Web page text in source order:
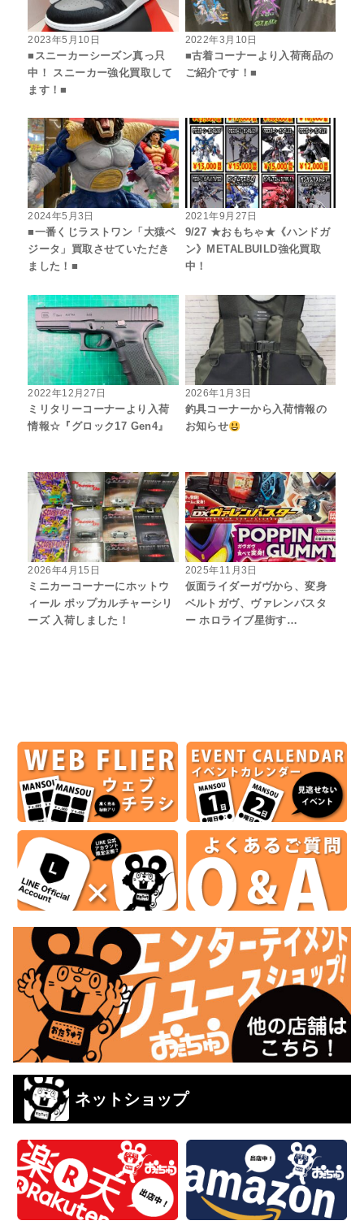
2023年5月10日
■スニーカーシーズン真っ只
中！ スニーカー強化買取して
ます！■
2022年3月10日
■古着コーナーより入荷商品の
ご紹介です！■
2024年5月3日
■一番くじラストワン「大猿ベ
ジータ」買取させていただき
ました！■
2021年9月27日
9/27 ★おもちゃ★《ハンドガ
ン》METALBUILD強化買取
中！
2022年12月27日
ミリタリーコーナーより入荷
情報☆『グロック17 Gen4』
2026年1月3日
釣具コーナーから入荷情報の
お知らせ
2026年4月15日
ミニカーコーナーにホットウ
ィール ポップカルチャーシリ
ーズ 入荷しました！
2025年11月3日
仮面ライダーガヴから、変身
ベルトガヴ、ヴァレンバスタ
ー ホロライブ星街す…
ネットショップ